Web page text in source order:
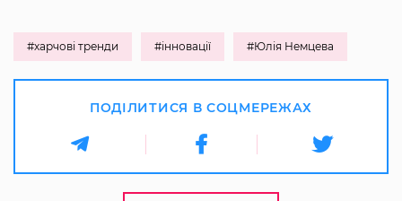
#харчові тренди #інновації #Юлія Немцева
ПОДІЛИТИСЯ В СОЦМЕРЕЖАХ